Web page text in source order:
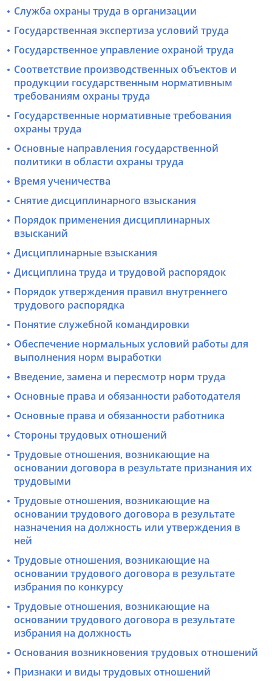
Служба охраны труда в организации
Государственная экспертиза условий труда
Государственное управление охраной труда
Соответствие производственных объектов и
продукции государственным нормативным
требованиям охраны труда
Государственные нормативные требования
охраны труда
Основные направления государственной
политики в области охраны труда
Время ученичества
Снятие дисциплинарного взыскания
Порядок применения дисциплинарных
взысканий
Дисциплинарные взыскания
Дисциплина труда и трудовой распорядок
Порядок утверждения правил внутреннего
трудового распорядка
Понятие служебной командировки
Обеспечение нормальных условий работы для
выполнения норм выработки
Введение, замена и пересмотр норм труда
Основные права и обязанности работодателя
Основные права и обязанности работника
Стороны трудовых отношений
Трудовые отношения, возникающие на
основании договора в результате признания их
трудовыми
Трудовые отношения, возникающие на
основании трудового договора в результате
назначения на должность или утверждения в
ней
Трудовые отношения, возникающие на
основании трудового договора в результате
избрания по конкурсу
Трудовые отношения, возникающие на
основании трудового договора в результате
избрания на должность
Основания возникновения трудовых отношений
Признаки и виды трудовых отношений